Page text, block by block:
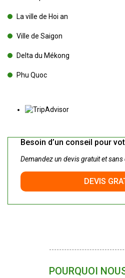
La ville de Hoi an
Ville de Saigon
Delta du Mékong
Phu Quoc
Besoin d’un conseil pour
Demandez un devis gratuit et
DEVIS
POURQUOI